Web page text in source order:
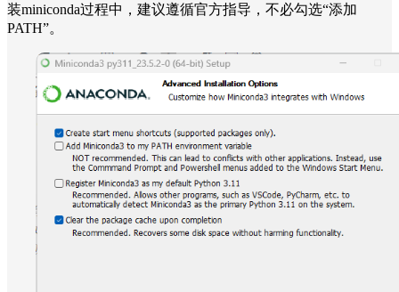
装miniconda过程中，建议遵循官方指导，不必勾选“添加
PATH”。